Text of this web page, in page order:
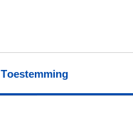
Toestemming